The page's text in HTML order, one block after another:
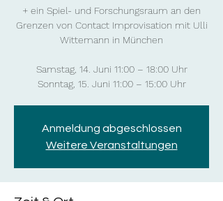
+ ein Spiel- und Forschungsraum an den
Grenzen von Contact Improvisation mit Ulli
Wittemann in München
Samstag, 14. Juni 11:00 – 18:00 Uhr
Sonntag, 15. Juni 11:00 – 15:00 Uhr
Anmeldung abgeschlossen
Weitere Veranstaltungen